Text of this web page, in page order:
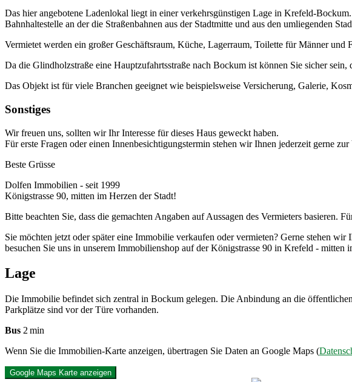
Das hier angebotene Ladenlokal liegt in einer verkehrsgünstigen Lage in Krefeld-
Bahnhaltestelle an der die Straßenbahnen aus der Stadtmitte und aus den umliegenden
Vermietet werden ein großer Geschäftsraum, Küche, Lagerraum, Toilette für Männer und
Da die Glindholzstraße eine Hauptzufahrtsstraße nach Bockum ist können Sie sicher
Das Objekt ist für viele Branchen geeignet wie beispielsweise Versicherung, Galerie,
Sonstiges
Wir freuen uns, sollten wir Ihr Interesse für dieses Haus geweckt haben.
Für erste Fragen oder einen Innenbesichtigungstermin stehen wir Ihnen jederzeit gerne
Beste Grüsse
Dolfen Immobilien - seit 1999
Königstrasse 90, mitten im Herzen der Stadt!
Bitte beachten Sie, dass die gemachten Angaben auf Aussagen des Vermieters basieren.
Sie möchten jetzt oder später eine Immobilie verkaufen oder vermieten? Gerne stehen
besuchen Sie uns in unserem Immobilienshop auf der Königstrasse 90 in Krefeld - mitten
Lage
Die Immobilie befindet sich zentral in Bockum gelegen. Die Anbindung an die
Parkplätze sind vor der Türe vorhanden.
Bus 2 min
Wenn Sie die Immobilien-Karte anzeigen, übertragen Sie Daten an Google Maps (
Google Maps Karte anzeigen